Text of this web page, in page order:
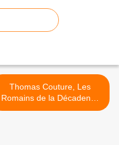
Thomas Couture, Les
Romains de la Décadence
>